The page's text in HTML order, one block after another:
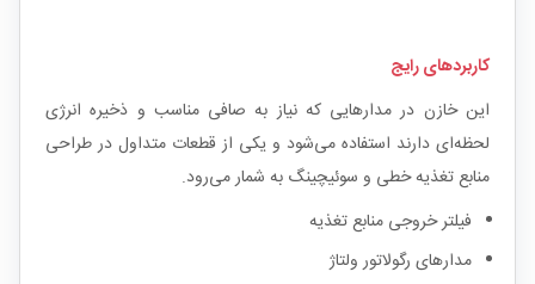
کاربردهای رایج
این خازن در مدارهایی که نیاز به صافی مناسب و ذخیره انرژی
لحظه‌ای دارند استفاده می‌شود و یکی از قطعات متداول در طراحی
منابع تغذیه خطی و سوئیچینگ به شمار می‌رود.
فیلتر خروجی منابع تغذیه
مدارهای رگولاتور ولتاژ